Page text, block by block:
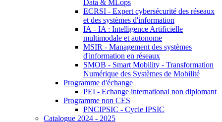
Data & MLops
ECRSI - Expert cybersécurité des réseaux
et des systèmes d'information
IA - IA : Intelligence Artificielle
multimodale et autonome
MSIR - Management des systèmes
d'information en réseaux
SMOB - Smart Mobility - Transformation
Numérique des Systèmes de Mobilité
Programme d'échange
PEI - Echange international non diplomant
Programme non CES
PNCIPSIC - Cycle IPSIC
Catalogue 2024 - 2025